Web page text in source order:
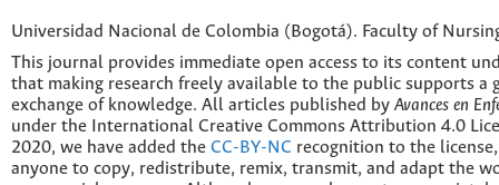
Universidad Nacional de Colombia (Bogotá). Faculty of
This journal provides immediate open access to its content
that making research freely available to the public supports a
exchange of knowledge. All articles published by Avances en
under the International Creative Commons Attribution 4.0
2020, we have added the CC-BY-NC recognition to the
anyone to copy, redistribute, remix, transmit, and adapt the